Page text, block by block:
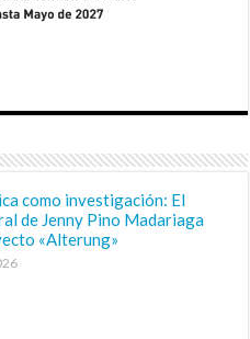
como investigación: El
de Jenny Pino Madariaga
«Alterung»